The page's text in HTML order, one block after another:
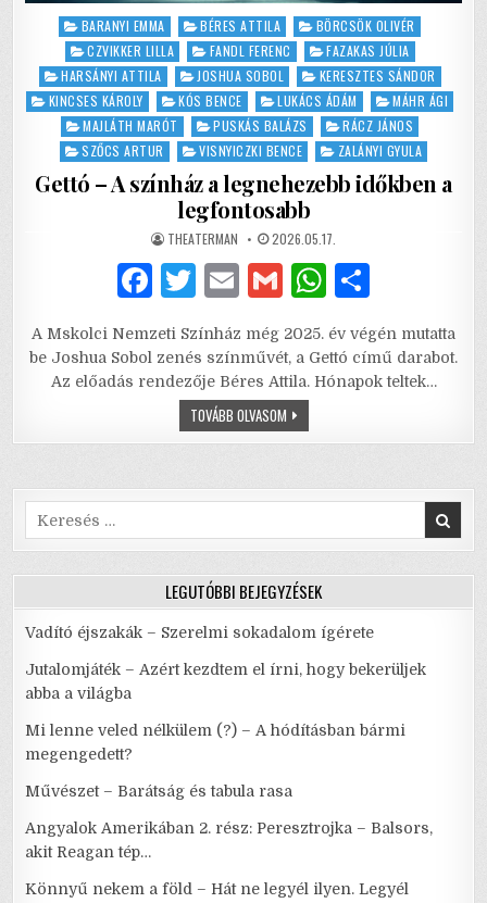
Posted
in
BARANYI EMMA BÉRES ATTILA
BÖRCSÖK OLIVÉR
CZVIKKER LILLA
FANDL FERENC
FAZAKAS JÚLIA
HARSÁNYI ATTILA
JOSHUA SOBOL
KERESZTES SÁNDOR
KINCSES KÁROLY
KÓS BENCE LUKÁCS ÁDÁM
MÁHR ÁGI
MAJLÁTH MARÓT
PUSKÁS BALÁZS
RÁCZ JÁNOS
SZŐCS ARTUR
VISNYICZKI BENCE ZALÁNYI GYULA
Gettó – A színház a legnehezebb időkben a
legfontosabb
AUTHOR:
THEATERMAN PUBLISHED
DATE:
2026.05.17.
F
c
e
o
o
T
it
te
r
E
ai
l
G
ai
l
W
at
s
p
p
ar
e
A Mskolci Nemzeti Színház még 2025. év végén mutatta
be Joshua Sobol zenés színművét, a Gettó című darabot.
Az előadás rendezője Béres Attila. Hónapok teltek…
TOVÁBB OLVASOMGETTÓ
–
A
LEGNEHEZEBB
IDŐKBEN
Search
for:
LEGUTÓBBI BEJEGYZÉSEK
Vadító éjszakák – Szerelmi sokadalom ígérete
Jutalomjáték – Azért kezdtem el írni, hogy bekerüljek
abba a világba
Mi lenne veled nélkülem (?) – A hódításban bármi
megengedett?
Művészet – Barátság és tabula rasa
Angyalok Amerikában 2. rész: Peresztrojka – Balsors,
akit Reagan tép…
Könnyű nekem a föld – Hát ne legyél ilyen. Legyél